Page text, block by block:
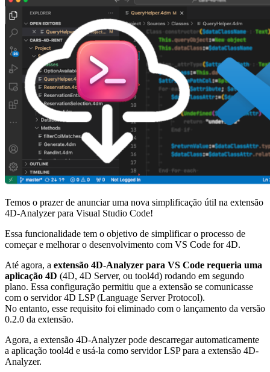
Temos o prazer de anunciar uma nova simplificação útil na extensão
4D-Analyzer para Visual Studio Code!
Essa funcionalidade tem o objetivo de simplificar o processo de
começar e melhorar o desenvolvimento com VS Code for 4D.
Até agora, a extensão 4D-Analyzer para VS Code requeria uma
aplicação 4D (4D, 4D Server, ou tool4d) rodando em segundo
plano. Essa configuração permitiu que a extensão se comunicasse
com o servidor 4D LSP (Language Server Protocol).
No entanto, esse requisito foi eliminado com o lançamento da versão
0.2.0 da extensão.
Agora, a extensão 4D-Analyzer pode descarregar automaticamente
a aplicação tool4d e usá-la como servidor LSP para a extensão 4D-
Analyzer.